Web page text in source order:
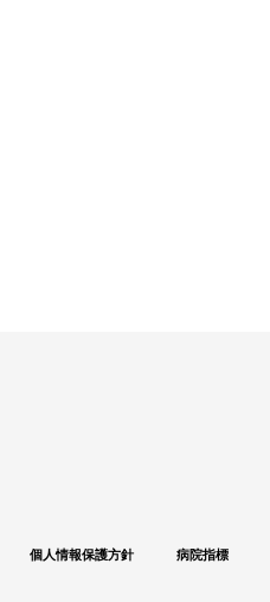
個人情報保護方針 病院指標